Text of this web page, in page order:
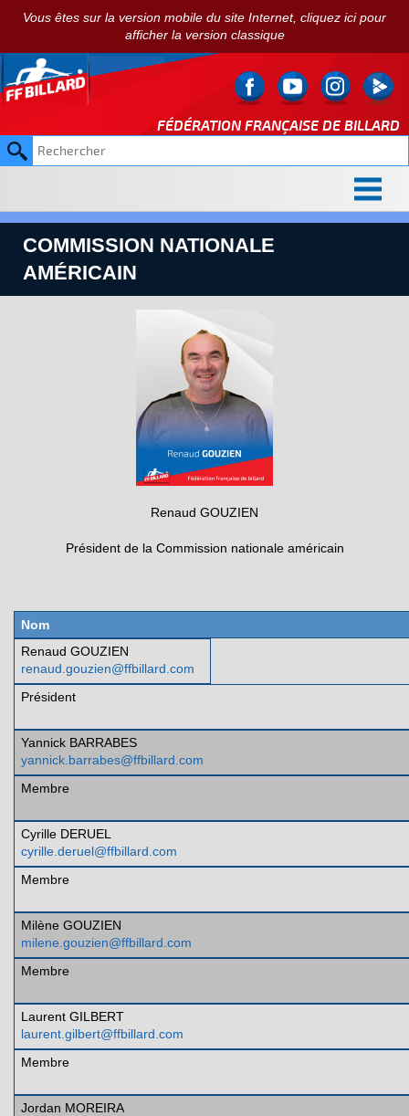
Vous êtes sur la version mobile du site Internet, cliquez ici pour
afficher la version classique
FÉDÉRATION FRANÇAISE DE BILLARD
COMMISSION NATIONALE
AMÉRICAIN
Renaud GOUZIEN
Président de la Commission nationale américain
Nom
Renaud GOUZIEN
renaud.gouzien@ffbillard.com
Président
Yannick BARRABES
yannick.barrabes@ffbillard.com
Membre
Cyrille DERUEL
cyrille.deruel@ffbillard.com
Membre
Milène GOUZIEN
milene.gouzien@ffbillard.com
Membre
Laurent GILBERT
laurent.gilbert@ffbillard.com
Membre
Jordan MOREIRA